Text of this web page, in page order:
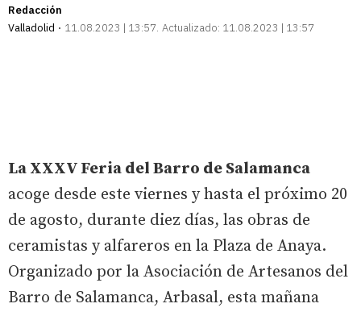
Redacción
Valladolid
11.08.2023 | 13:57 Actualizado: 11.08.2023 | 13:57
La XXXV Feria del Barro de Salamanca
acoge desde este viernes y hasta el próximo 20
de agosto, durante diez días, las obras de
ceramistas y alfareros en la Plaza de Anaya.
Organizado por la Asociación de Artesanos del
Barro de Salamanca, Arbasal, esta mañana